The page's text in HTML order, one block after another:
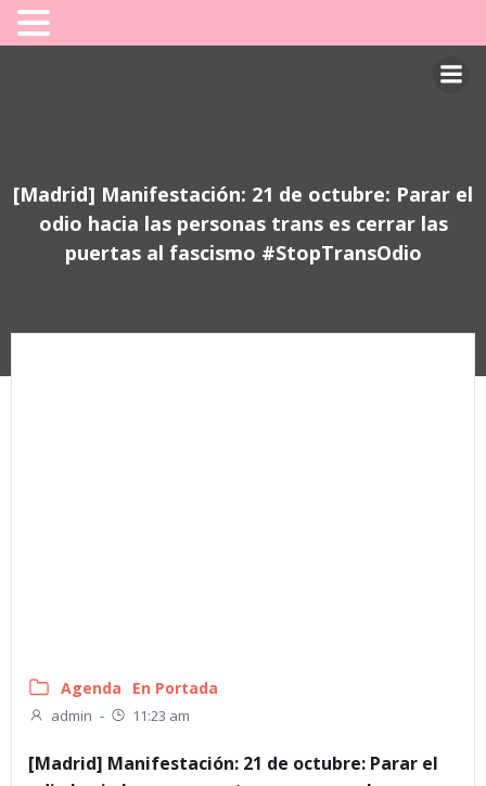
[Madrid] Manifestación: 21 de octubre: Parar el
odio hacia las personas trans es cerrar las
puertas al fascismo #StopTransOdio
Agenda En Portada
admin - 11:23 am
[Madrid] Manifestación: 21 de octubre: Parar el